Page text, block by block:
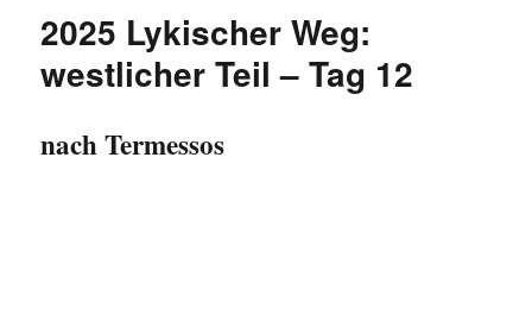
2025 Lykischer Weg:
westlicher Teil – Tag 12
nach Termessos